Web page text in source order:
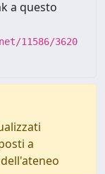
a questo
11586/3620
a